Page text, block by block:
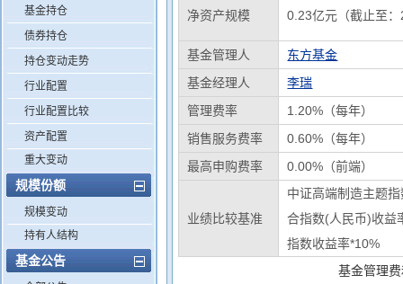
基金持仓
债券持仓
持仓变动走势
行业配置
行业配置比较
资产配置
重大变动
规模份额
规模变动
持有人结构
基金公告
净资产规模 0.23亿元（截止至
基金管理人
东方基金
基金经理人
李瑞
管理费率
1.20%（每年）
销售服务费率
0.60%（每年）
最高申购费率
0.00%（前端）
业绩比较基准
中证高端制造主题
合指数(人民币)收益
指数收益率*10%
基金管理